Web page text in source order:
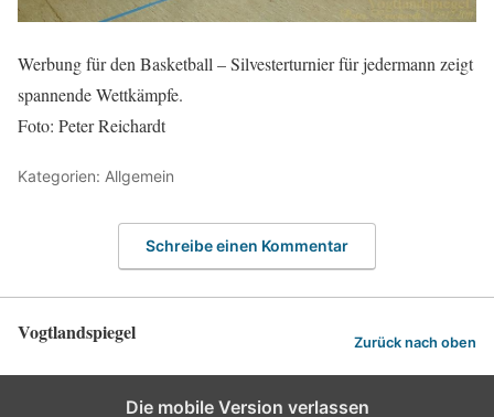
Werbung für den Basketball – Silvesterturnier für jedermann zeigt
spannende Wettkämpfe.
Foto: Peter Reichardt
Kategorien: Allgemein
Schreibe einen Kommentar
Vogtlandspiegel Zurück nach oben
Die mobile Version verlassen